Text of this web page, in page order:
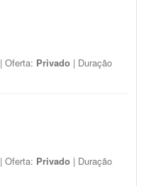
| Oferta: Privado | Duração
| Oferta: Privado | Duração